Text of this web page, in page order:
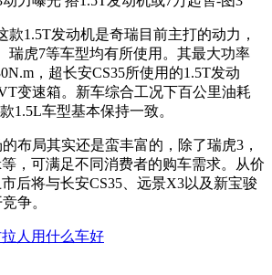
款1.5T发动机是奇瑞目前主打的动力，
瑞虎7等车型均有所使用。其最大功率
，超长安CS35所使用的1.5T发动
变速箱。新车综合工况下百公里油耗
1.5L车型基本保持一致。
布局其实还是蛮丰富的，除了瑞虎3，
，可满足不同消费者的购车需求。从价
后将与长安CS35、远景X3以及新宝骏
争。
人用什么车好